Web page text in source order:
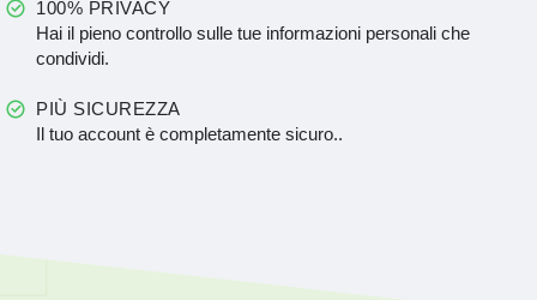
100% PRIVACY
Hai il pieno controllo sulle tue informazioni personali che
condividi.
PIÙ SICUREZZA
Il tuo account è completamente sicuro..